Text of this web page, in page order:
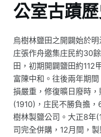
公室古蹟
烏樹林鹽田之開闢始於
庄張作舟邀集庄民約30
田，初期開闢鹽田約112
富陳中和。往後兩年期
損嚴重，修復曠日廢時
(1910)，庄民不勝負擔
樹林製鹽公司。大正8年
司完全併購，12月間，